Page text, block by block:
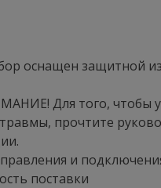
оснащен защитной
Для того, чтобы
прочтите
и
поставки